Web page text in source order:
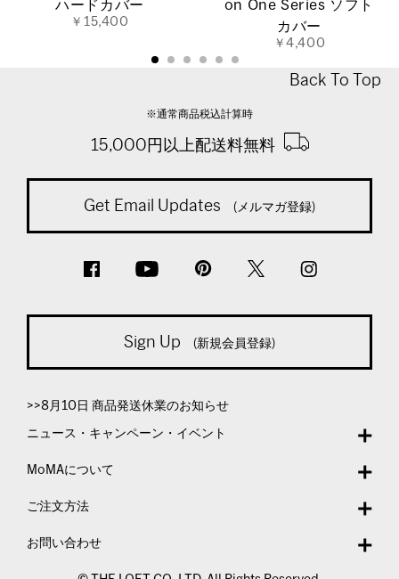
ハードカバー
￥15,400
on One Series ソフト
カバー
￥4,400
Back To Top
※通常商品税込計算時
15,000円以上配送料無料
Get Email Updates (メルマガ登録)
Sign Up (新規会員登録)
>>8月10日 商品発送休業のお知らせ
ニュース・キャンペーン・イベント
MoMAについて
ご注文方法
お問い合わせ